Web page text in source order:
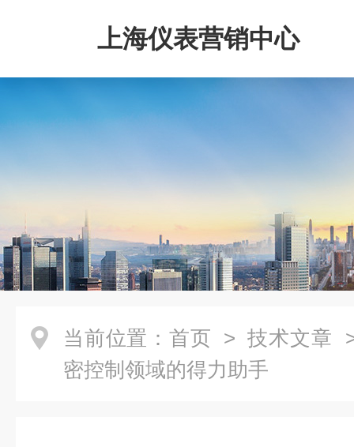
上海仪表营销中心
当前位置： 首页 > 技术文章
密控制领域的得力助手